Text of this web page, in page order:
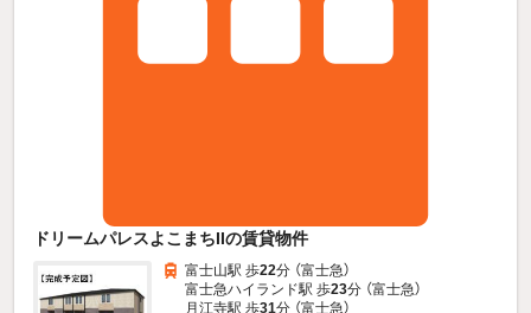
ドリームパレスよこまちIIの賃貸物件
富士山駅 歩22分 （富士急）
富士急ハイランド駅 歩23分 （富士急）
月江寺駅 歩31分 （富士急）